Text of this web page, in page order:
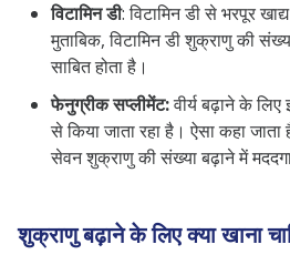
विटामिन डी: विटामिन डी से भरपूर
मुताबिक, विटामिन डी शुक्राणु की
साबित होता है।
फेनुग्रीक सप्लीमेंट:वीर्य बढ़ाने के
से किया जाता रहा है। ऐसा कहा
सेवन शुक्राणु की संख्या बढ़ाने में
शुक्राणु बढ़ाने के लिए क्या खाना